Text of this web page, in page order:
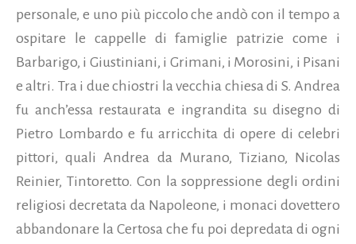
personale, e uno più piccolo che andò con il tempo a
ospitare le cappelle di famiglie patrizie come i
Barbarigo, i Giustiniani, i Grimani, i Morosini, i Pisani
e altri. Tra i due chiostri la vecchia chiesa di S. Andrea
fu anch’essa restaurata e ingrandita su disegno di
Pietro Lombardo e fu arricchita di opere di celebri
pittori, quali Andrea da Murano, Tiziano, Nicolas
Reinier, Tintoretto. Con la soppressione degli ordini
religiosi decretata da Napoleone, i monaci dovettero
abbandonare la Certosa che fu poi depredata di ogni